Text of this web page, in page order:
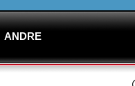
ANDRE